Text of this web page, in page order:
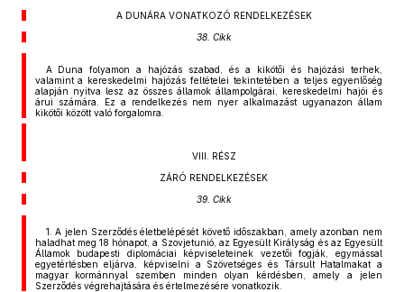
A DUNÁRA VONATKOZÓ RENDELKEZÉSEK
38. Cikk
A Duna folyamon a hajózás szabad, és a kikötői és hajózási terhek,
valamint a kereskedelmi hajózás feltételei tekintetében a teljes egyenlőség
alapján nyitva lesz az összes államok állampolgárai, kereskedelmi hajói és
árui számára. Ez a rendelkezés nem nyer alkalmazást ugyanazon állam
kikötői között való forgalomra.
VIII. RÉSZ
ZÁRÓ RENDELKEZÉSEK
39. Cikk
1. A jelen Szerződés életbelépését követő időszakban, amely azonban nem
haladhat meg 18 hónapot, a Szovjetunió, az Egyesült Királyság és az Egyesült
Államok budapesti diplomáciai képviseleteinek vezetői fogják, egymással
egyetértésben eljárva, képviselni a Szövetséges és Társult Hatalmakat a
magyar kormánnyal szemben minden olyan kérdésben, amely a jelen
Szerződés végrehajtására és értelmezésére vonatkozik.